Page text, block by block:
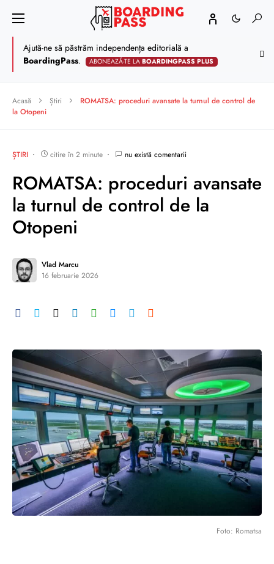
Ajută-ne să păstrăm independența editorială a
BoardingPass. ABONEAZĂ-TE LABOARDINGPASS PLUS
Acasă Știri
ROMATSA: proceduri avansate la turnul de control de
la Otopeni
ȘTIRI citire în 2 minute nu există comentarii
ROMATSA: proceduri avansate
la turnul de control de la
Otopeni
Vlad Marcu
16 februarie 2026
Foto: Romatsa